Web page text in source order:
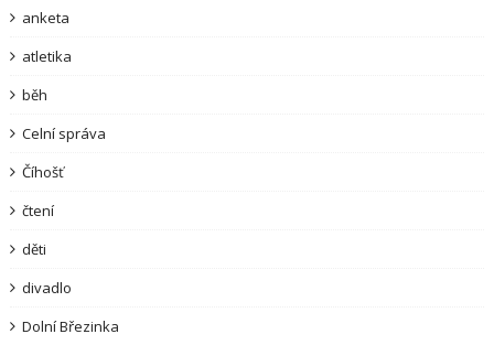
anketa
atletika
běh
Celní správa
Číhošť
čtení
děti
divadlo
Dolní Březinka